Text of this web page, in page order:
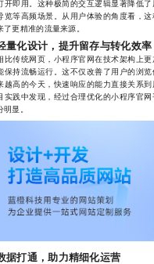
开即用。这种极简的交互逻辑显著降低
览等高频场景。从用户体验的角度看，
了更精准的流量来源。
量化设计，提升留存与转化效率
统网页，小程序官网在技术架构上更
保持流畅运行。这不仅改善了用户的浏
越高的今天，快速响应的能力直接关系
实践中发现，经过合理优化的小程序官
明显。
据打通，助力精细化运营